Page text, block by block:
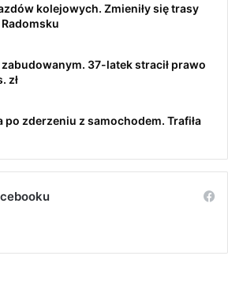
kolejowych. Zmieniły się trasy
37-latek stracił prawo
zł
po zderzeniu z samochodem. Trafiła